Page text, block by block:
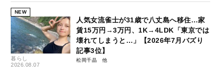
NEW
暮らし
2026.08.07
人気女流雀士が31歳で八丈島へ移住…家
賃15万円→3万円、1K→4LDK「東京では
壊れてしまうと…」【2026年7月バズり
記事3位】
松岡千晶